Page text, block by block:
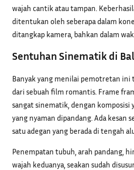
wajah cantik atau tampan.
ditentukan oleh seberapa dalam
ditangkap kamera, bahkan dalam
Sentuhan Sinematik di
Banyak yang menilai pemotretan ini
dari sebuah film romantis. Frame
sangat sinematik, dengan komposisi
yang nyaman dipandang. Ada kesan
satu adegan yang berada di tengah
Penempatan tubuh, arah pandang,
wajah keduanya, seakan sudah